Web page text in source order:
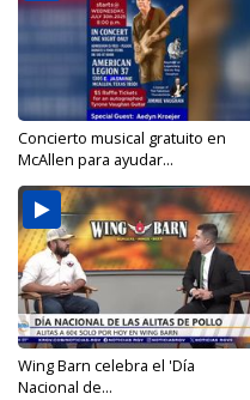
Concierto musical gratuito en
McAllen para ayudar...
Wing Barn celebra el 'Día
Nacional de...